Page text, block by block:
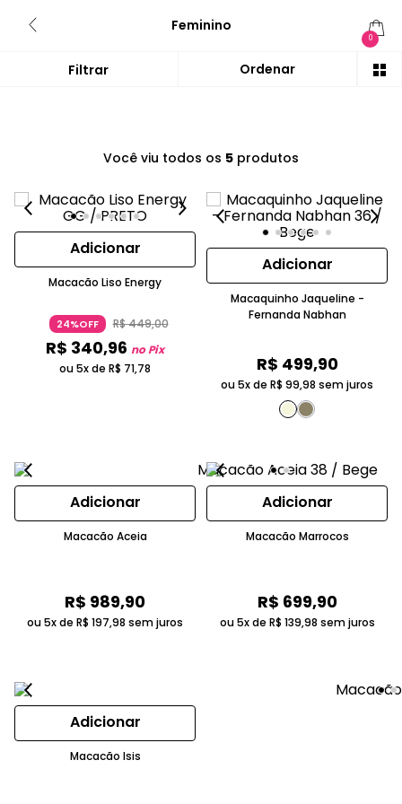
Feminino
0
Você viu todos os 5 produtos
Adicionar
Macacão Liso Energy
24%OFF R$449,00
R$ 340,96 no Pix
ou 5x de R$ 71,78
Adicionar
Macaquinho Jaqueline -
Fernanda Nabhan
R$ 499,90
ou 5x de R$ 99,98 sem juros
Adicionar
Macacão Aceia
R$ 989,90
ou 5x de R$ 197,98 sem juros
Adicionar
Macacão Marrocos
R$ 699,90
ou 5x de R$ 139,98 sem juros
Adicionar
Macacão Isis